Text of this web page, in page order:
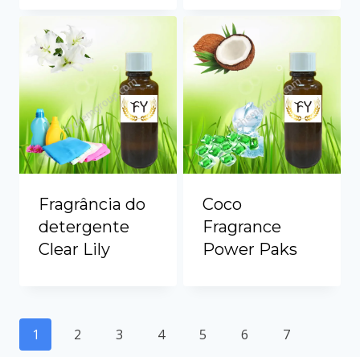
Fragrância do
detergente
Clear Lily
Coco
Fragrance
Power Paks
1 2 3 4 5 6
7